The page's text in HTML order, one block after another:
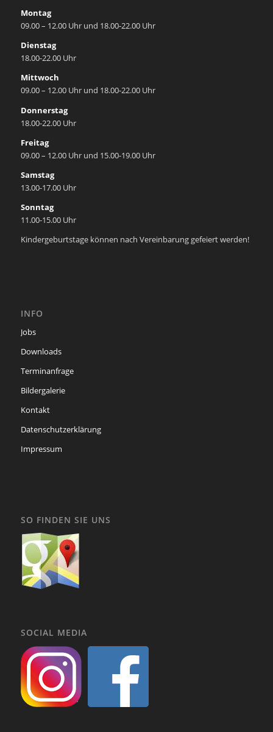
Montag
09.00 – 12.00 Uhr und 18.00-22.00 Uhr
Dienstag
18.00-22.00 Uhr
Mittwoch
09.00 – 12.00 Uhr und 18.00-22.00 Uhr
Donnerstag
18.00-22.00 Uhr
Freitag
09.00 – 12.00 Uhr und 15.00-19.00 Uhr
Samstag
13.00-17.00 Uhr
Sonntag
11.00-15.00 Uhr
Kindergeburtstage können nach Vereinbarung gefeiert werden!
INFO
Jobs
Downloads
Terminanfrage
Bildergalerie
Kontakt
Datenschutzerklärung
Impressum
SO FINDEN SIE UNS
SOCIAL MEDIA